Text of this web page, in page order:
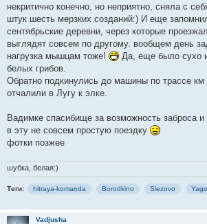
некритично конечно, но неприятно, сняла с
штук шесть мерзких созданий:) И еще
сентябрьские деревни, через которые
выглядят совсем по другому. вообщем день
нагрузка мышцам тоже!
Да, еще было сухо
белых грибов.
Обратно подкинулись до машины по трассе
отчалили в Лугу к элке.
Вадимке спасибище за возможность заброса
в эту не совсем простую поездку
фотки позжее
шубка, белая:)
Теги: hitraya-komanda Borodkino Slezovo
Vadjusha